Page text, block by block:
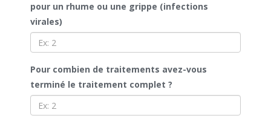
pour un rhume ou une grippe (infections
virales)
Pour combien de traitements avez-vous
terminé le traitement complet ?